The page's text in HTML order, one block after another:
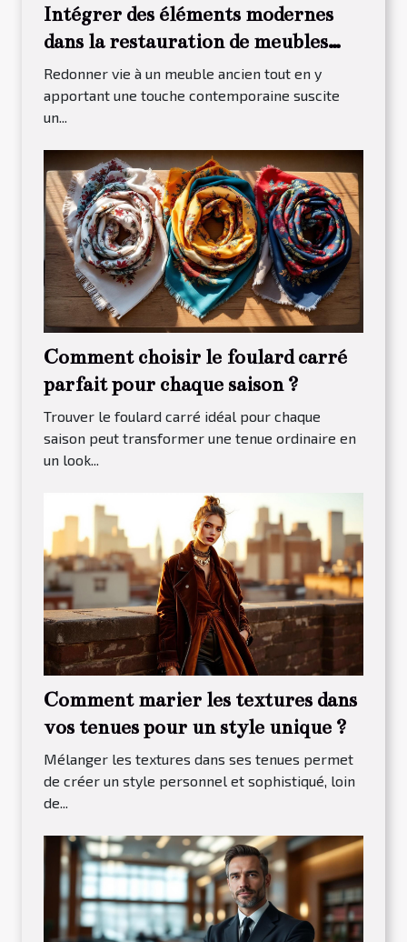
Intégrer des éléments modernes
dans la restauration de meubles
traditionnels
Redonner vie à un meuble ancien tout en y
apportant une touche contemporaine suscite
un...
Comment choisir le foulard carré
parfait pour chaque saison ?
Trouver le foulard carré idéal pour chaque
saison peut transformer une tenue ordinaire en
un look...
Comment marier les textures dans
vos tenues pour un style unique ?
Mélanger les textures dans ses tenues permet
de créer un style personnel et sophistiqué, loin
de...